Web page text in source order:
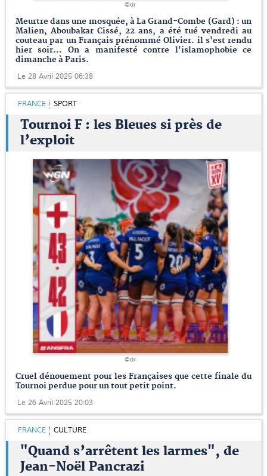
©dr
Meurtre dans une mosquée, à La Grand-Combe (Gard) : un
Malien, Aboubakar Cissé, 22 ans, a été tué vendredi au
couteau par un Français prénommé Olivier. il s'est rendu
hier soir... On a manifesté contre l'islamophobie ce
dimanche à Paris.
Le 28 Avril 2025 06:38
FRANCE SPORT
Tournoi F : les Bleues si près de
l’exploit
©dr
Cruel dénouement pour les Françaises que cette finale du
Tournoi perdue pour un tout petit point.
Le 26 Avril 2025 20:03
FRANCE CULTURE
"Quand s’arrêtent les larmes", de
Jean-Noël Pancrazi